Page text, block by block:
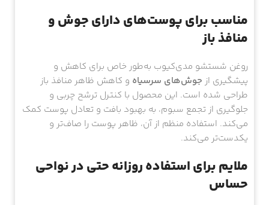
مناسب برای پوست‌های دارای جوش و
منافذ باز
روغن شستشو مدی‌کیوب به‌طور خاص برای کاهش و
پیشگیری از جوش‌های سرسیاه و کاهش ظاهر منافذ باز
طراحی شده است. این محصول با کنترل ترشح چربی و
جلوگیری از تجمع سبوم، به بهبود بافت و تعادل پوست کمک
می‌کند. استفاده منظم از آن، ظاهر پوست را صاف‌تر و
یکدست‌تر می‌کند.
ملایم برای استفاده روزانه حتی در نواحی
حساس